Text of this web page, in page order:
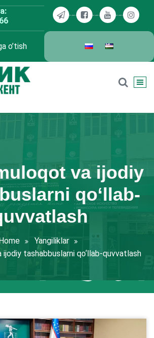
o’tish
va ijodiy
qo‘llab-
Yangiliklar
tashabbuslarni qo‘llab-quvvatlash